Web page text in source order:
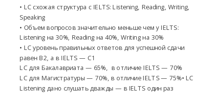
• LC схожая структура с IELTS: Listening, Reading, Writing,
Speaking
• Объем вопросов значительно меньше чем у IELTS:
Listening на 30%, Reading на 40%, Writing на 30%
• LC уровень правильных ответов для успешной сдачи
равен В2, а в IELTS — C1
LC для Бакалавриата — 65%, в отличие IELTS — 70%
LC для Магистратуры — 70%, в отличие IELTS — 75%• LC
Listening дано слушать дважды — в IELTS один раз